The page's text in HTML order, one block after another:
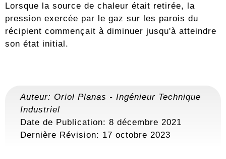
Lorsque la source de chaleur était retirée, la
pression exercée par le gaz sur les parois du
récipient commençait à diminuer jusqu'à atteindre
son état initial.
Auteur: Oriol Planas - Ingénieur Technique
Industriel
Date de Publication: 8 décembre 2021
Dernière Révision: 17 octobre 2023